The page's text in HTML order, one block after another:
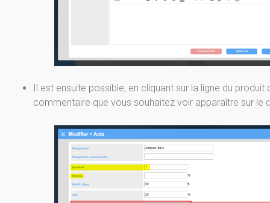
Il est ensuite possible, en cliquant sur la ligne du
commentaire que vous souhaitez voir apparaître sur